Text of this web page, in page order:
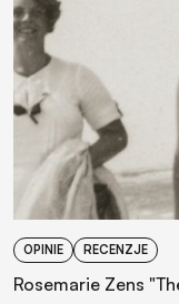
OPINIE RECENZJE
Rosemarie Zens